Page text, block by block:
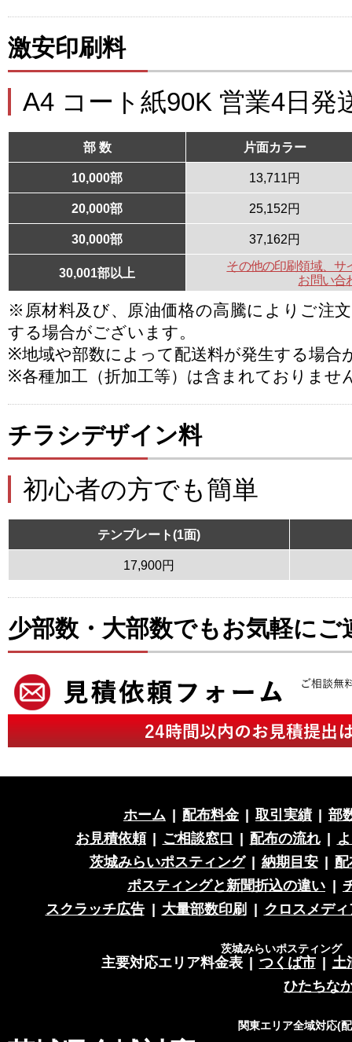
激安印刷料
A4 コート紙90K 営業4日発
部 数 片面カラー
10,000部 13,711円
20,000部 25,152円
30,000部 37,162円
30,001部以上
その他の印刷領域、サ
お問い合
※原材料及び、原油価格の高騰によりご注
する場合がございます。
※地域や部数によって配送料が発生する場合
※各種加工（折加工等）は含まれておりませ
チラシデザイン料
初心者の方でも簡単
テンプレート(1面)
17,900円
少部数・大部数でもお気軽にご
ホーム 配布料金 取引実績
部
お見積依頼
ご相談窓口 配布の流れ
茨城みらいポスティング
納期目安
ポスティングと新聞折込の違い
スクラッチ広告
大量部数印刷 クロスメディ
茨城みらいポスティング
主要対応エリア料金表 つくば市
土
ひたちな
関東エリア全域対応(